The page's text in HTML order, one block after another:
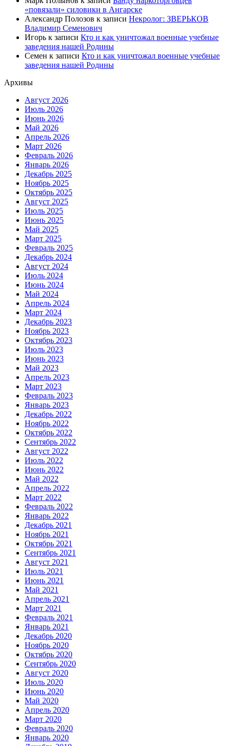
«повязали» силовики в Ангарске
Александр Полозов к записи Некролог: ЗВЕРЬКОВ
Владимир Семенович
Игорь к записи Кто и как уничтожал военные учебные
заведения нашей Родины
Семен к записи Кто и как уничтожал военные учебные
заведения нашей Родины
Архивы
Август 2026
Июль 2026
Июнь 2026
Май 2026
Апрель 2026
Март 2026
Февраль 2026
Январь 2026
Декабрь 2025
Ноябрь 2025
Октябрь 2025
Август 2025
Июль 2025
Июнь 2025
Май 2025
Март 2025
Февраль 2025
Декабрь 2024
Август 2024
Июль 2024
Июнь 2024
Май 2024
Апрель 2024
Март 2024
Декабрь 2023
Ноябрь 2023
Октябрь 2023
Июль 2023
Июнь 2023
Май 2023
Апрель 2023
Март 2023
Февраль 2023
Январь 2023
Декабрь 2022
Ноябрь 2022
Октябрь 2022
Сентябрь 2022
Август 2022
Июль 2022
Июнь 2022
Май 2022
Апрель 2022
Март 2022
Февраль 2022
Январь 2022
Декабрь 2021
Ноябрь 2021
Октябрь 2021
Сентябрь 2021
Август 2021
Июль 2021
Июнь 2021
Май 2021
Апрель 2021
Март 2021
Февраль 2021
Январь 2021
Декабрь 2020
Ноябрь 2020
Октябрь 2020
Сентябрь 2020
Август 2020
Июль 2020
Июнь 2020
Май 2020
Апрель 2020
Март 2020
Февраль 2020
Январь 2020